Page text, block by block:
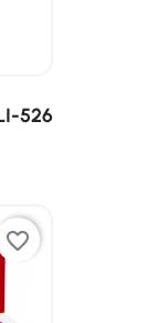
526
favorite_border